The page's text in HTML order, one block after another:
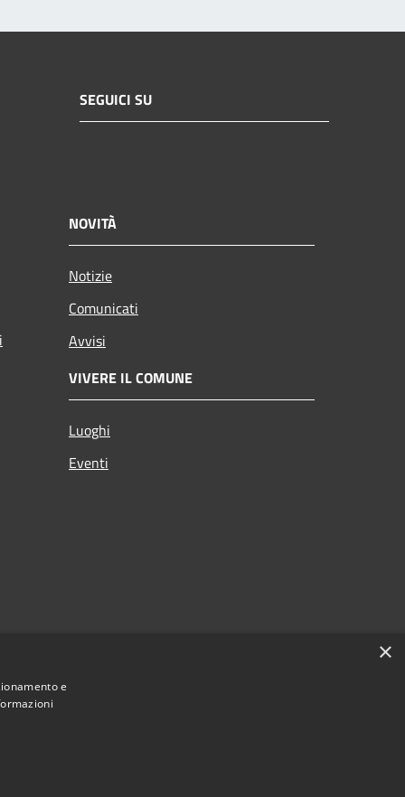
SEGUICI SU
NOVITÀ
Notizie
Comunicati
Avvisi
VIVERE IL COMUNE
Luoghi
Eventi
×
e